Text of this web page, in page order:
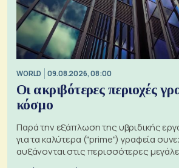
WORLD 09.08.2026, 08:00
Οι ακριβότερες περιοχές
κόσμο
Παρά την εξάπλωση της υβριδικής
για τα καλύτερα ("prime") γραφεία
αυξάνονται στις περισσότερες